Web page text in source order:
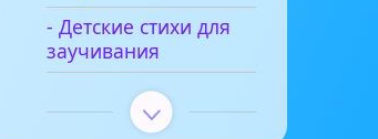
- Детские стихи для
заучивания